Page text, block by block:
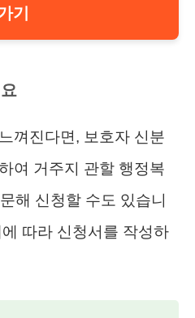
기
껴진다면, 보호자 신분
여 거주지 관할 행정복
해 신청할 수도 있습니
따라 신청서를 작성하